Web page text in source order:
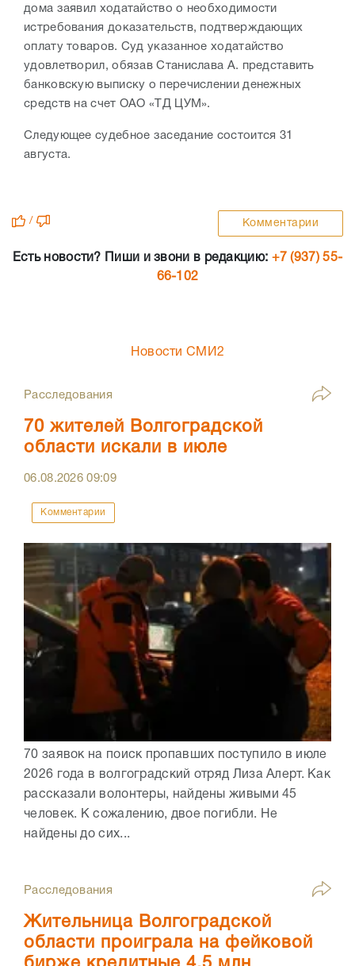
дома заявил ходатайство о необходимости
истребования доказательств, подтверждающих
оплату товаров. Суд указанное ходатайство
удовлетворил, обязав Станислава А. представить
банковскую выписку о перечислении денежных
средств на счет ОАО «ТД ЦУМ».
Следующее судебное заседание состоится 31
августа.
/ Комментарии
Есть новости? Пиши и звони в редакцию: +7 (937) 55-
66-102
Новости СМИ2
Расследования
70 жителей Волгоградской
области искали в июле
06.08.202609:09
Комментарии
70 заявок на поиск пропавших поступило в июле
2026 года в волгоградский отряд Лиза Алерт. Как
рассказали волонтеры, найдены живыми 45
человек. К сожалению, двое погибли. Не
найдены до сих...
Расследования
Жительница Волгоградской
области проиграла на фейковой